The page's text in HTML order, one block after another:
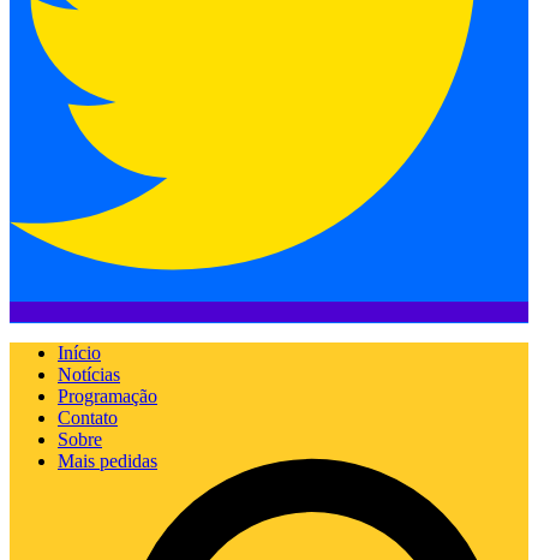
Início
Notícias
Programação
Contato
Sobre
Mais pedidas